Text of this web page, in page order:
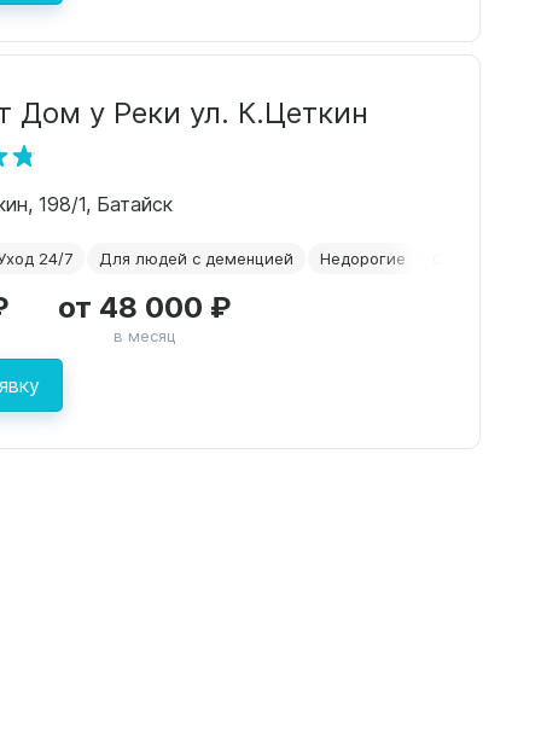
Дом у Реки ул. К.Цеткин
198/1, Батайск
24/7 Для людей с деменцией Недорогие
от 48 000 ₽
в месяц